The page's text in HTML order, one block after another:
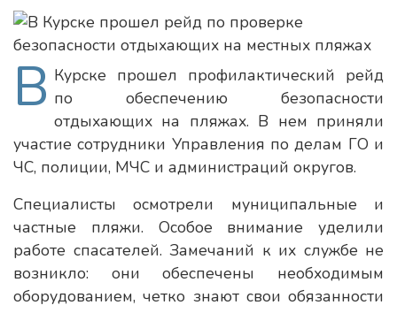
В Курске прошел профилактический рейд
по обеспечению безопасности
отдыхающих на пляжах. В нем приняли
участие сотрудники Управления по делам ГО и
ЧС, полиции, МЧС и администраций округов.
Специалисты осмотрели муниципальные и
частные пляжи. Особое внимание уделили
работе спасателей. Замечаний к их службе не
возникло: они обеспечены необходимым
оборудованием, четко знают свои обязанности